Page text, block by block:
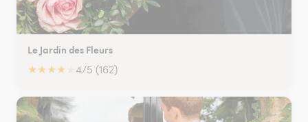
Le Jardin des Fleurs
★★★★ 4/5 (162)